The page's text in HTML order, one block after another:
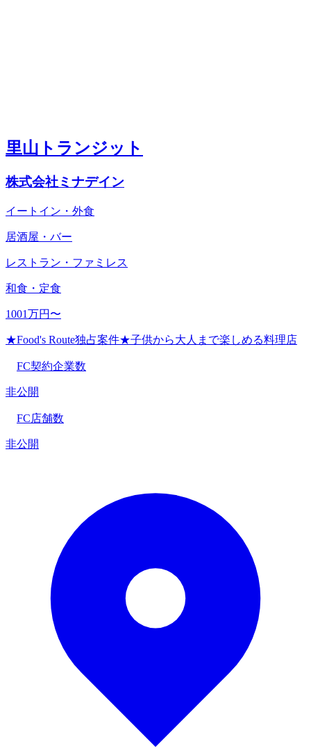
里山トランジット
株式会社ミナデイン
イートイン・外食
居酒屋・バー
レストラン・ファミレス
和食・定食
1001万円〜
★Food's Route独占案件★子供から大人まで楽しめる料理店
FC契約企業数
非公開
FC店舗数
非公開